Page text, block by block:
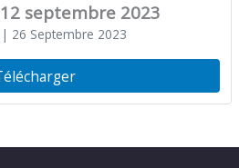
septembre 2023
| 26 Septembre 2023